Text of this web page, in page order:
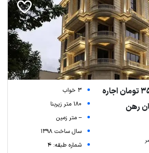
3 خواب
180 متر زیربنا
-- متر زمین
سال ساخت 1398
شماره طبقه: 4